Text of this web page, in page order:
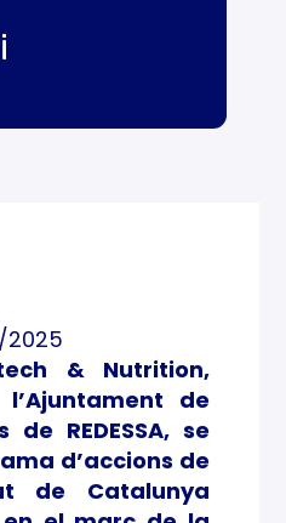
2025
& Nutrition,
de
REDESSA, se
d’accions de
de Catalunya